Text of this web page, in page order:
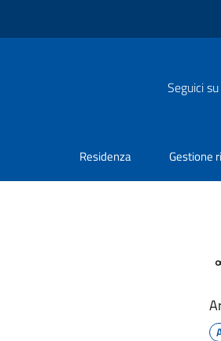
Seguici su
Residenza Gestione